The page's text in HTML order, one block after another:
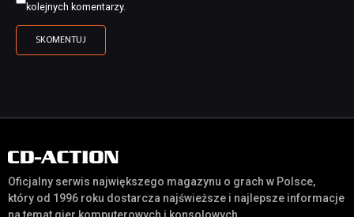
kolejnych komentarzy.
Oficjalny serwis największego magazynu o grach w Polsce,
który od 1996 roku dostarcza najświeższe i najlepsze informacje